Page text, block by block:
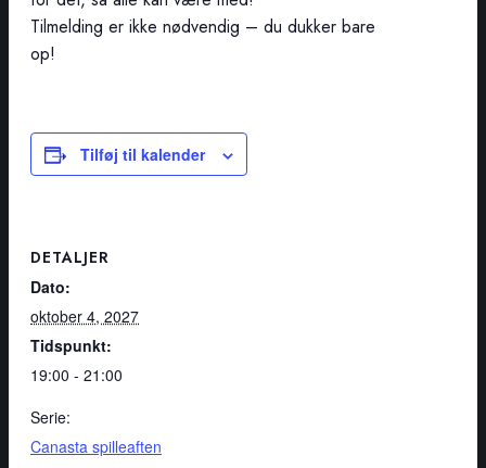
Tilmelding er ikke nødvendig – du dukker bare
op!
Tilføj til kalender
DETALJER
Dato:
oktober 4, 2027
Tidspunkt:
19:00 - 21:00
Serie:
Canasta spilleaften